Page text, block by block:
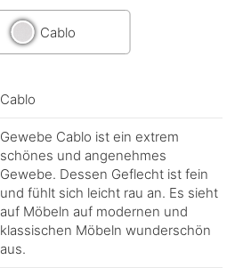
Cablo
Cablo
Gewebe Cablo ist ein extrem
schönes und angenehmes
Gewebe. Dessen Geflecht ist fein
und fühlt sich leicht rau an. Es sieht
auf Möbeln auf modernen und
klassischen Möbeln wunderschön
aus.